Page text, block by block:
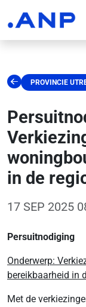
PROVINCIE
in de
17 SEP 2025
Persuitnodiging
Onderwerp:
bereikbaarheid in
Met de